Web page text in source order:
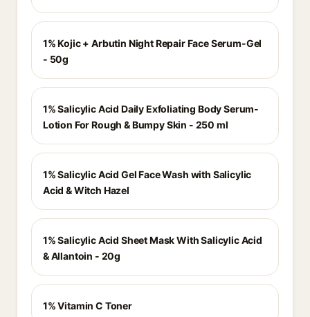
1% Kojic + Arbutin Night Repair Face Serum-Gel
- 50g
1% Salicylic Acid Daily Exfoliating Body Serum-
Lotion For Rough & Bumpy Skin - 250 ml
1% Salicylic Acid Gel Face Wash with Salicylic
Acid & Witch Hazel
1% Salicylic Acid Sheet Mask With Salicylic Acid
& Allantoin - 20g
1% Vitamin C Toner